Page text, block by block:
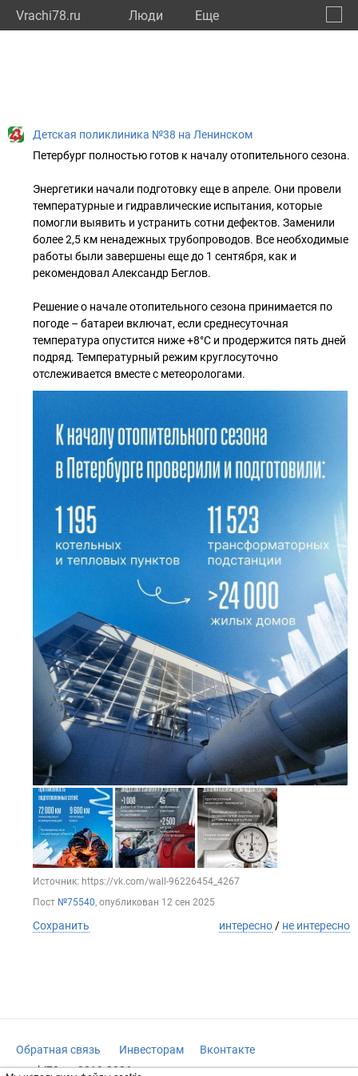
Vrachi78.ru Люди Eще
Детская поликлиника №38 на Ленинском
Петербург полностью готов к началу отопительного сезона.
Энергетики начали подготовку еще в апреле. Они провели
температурные и гидравлические испытания, которые
помогли выявить и устранить сотни дефектов. Заменили
более 2,5 км ненадежных трубопроводов. Все необходимые
работы были завершены еще до 1 сентября, как и
рекомендовал Александр Беглов.
Решение о начале отопительного сезона принимается по
погоде – батареи включат, если среднесуточная
температура опустится ниже +8°С и продержится пять дней
подряд. Температурный режим круглосуточно
отслеживается вместе с метеорологами.
Источник: https://vk.com/wall-96226454_4267
Пост №75540, опубликован 12 сен 2025
Сохранить интересно / не интересно
Обратная связь Инвесторам
Вконтакте
vrachi78.ru, 2019-2026 гг.